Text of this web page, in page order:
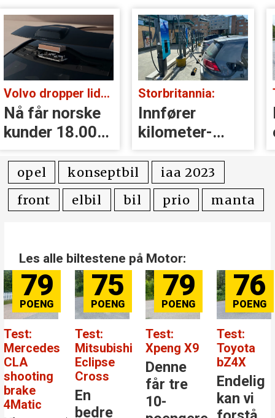
Volvo dropper lidar for godt:
Nå får norske
kunder 18.000
kr i erstatning
Storbritannia:
Innfører
kilometer­
avgift for
elbiler
opel konseptbil
iaa 2023
front
elbil bil prio manta
Les alle biltestene på Motor:
79
Test:
Mercedes
CLA
shooting
brake
4Matic
75
Test:
Mitsubishi
Eclipse
Cross
En
bedre
79
Test:
Xpeng X9
Denne
får tre
10-
76
Test:
Toyota
bZ4X
Endelig
kan vi